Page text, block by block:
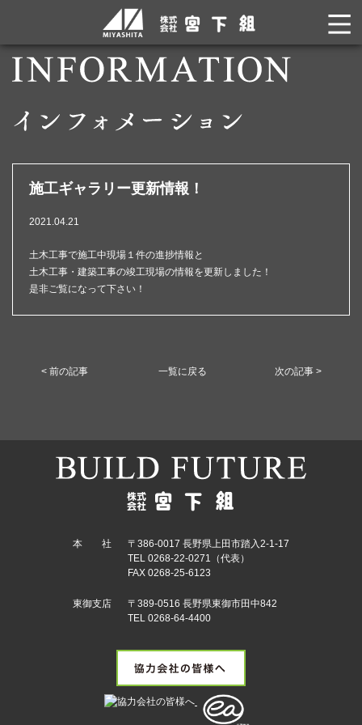
施工ギャラリー更新情報！
2021.04.21
土木工事で施工中現場１件の進捗情報と
土木工事・建築工事の竣工現場の情報を更新しました！
是非ご覧になって下さい！
< 前の記事 一覧に戻る 次の記事 >
本 社
〒386-0017 長野県上田市踏入2-1-17
TEL 0268-22-0271（代表）
FAX 0268-25-6123
東御支店
〒389-0516 長野県東御市田中842
TEL 0268-64-4400